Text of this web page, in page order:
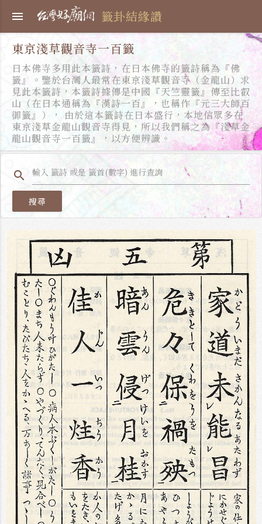
籤卦結緣讚
menu
東京淺草觀音寺一百籤
日本佛寺多用此本籤詩，在日本佛寺的籤詩稱為『佛
籤』。鑒於台灣人最常在東京淺草觀音寺（金龍山）求
見此本籤詩，本籤詩據傳是中國『天竺靈籤』傳至比叡
山（在日本通稱為『漢詩一百』，也稱作『元三大師百
御籤』）， 由於這本籤詩在日本盛行，本地信眾多在
東京淺草金龍山觀音寺得見，所以我們稱之為『淺草金
龍山觀音寺一百籤』，以方便辨識。
search
搜尋